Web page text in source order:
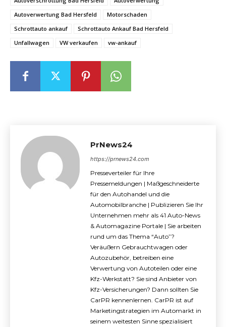
Autoverwertung Bad Hersfeld
Motorschaden
Schrottauto ankauf
Schrottauto Ankauf Bad Hersfeld
Unfallwagen
VW verkaufen vw-ankauf
PrNews24
https://prnews24.com
Presseverteiler für Ihre
Pressemeldungen | Maßgeschneiderte
für den Autohandel und die
Automobilbranche | Publizieren Sie Ihr
Unternehmen mehr als 41 Auto-News
& Automagazine Portale | Sie arbeiten
rund um das Thema “Auto”?
Veräußern Gebrauchtwagen oder
Autozubehör, betreiben eine
Verwertung von Autoteilen oder eine
Kfz-Werkstatt? Sie sind Anbieter von
Kfz-Versicherungen? Dann sollten Sie
CarPR kennenlernen. CarPR ist auf
Marketingstrategien im Automarkt in
seinem weitesten Sinne spezialisiert